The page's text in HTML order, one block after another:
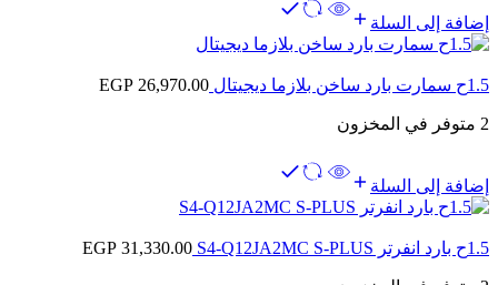
إضافة إلى السلة
1.5ح سمارت بارد ساخن بلازما ديجيتال EGP 26,970.00
2 متوفر في المخزون
إضافة إلى السلة
1.5ح بارد انفرتر S4-Q12JA2MC S-PLUS EGP 31,330.00